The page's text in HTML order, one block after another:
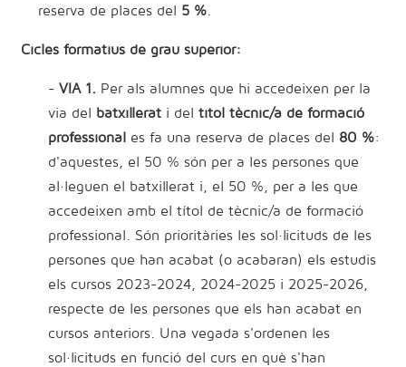
reserva de places del 5 %.
Cicles formatius de grau superior:
-VIA 1. Per als alumnes que hi accedeixen per la
via del batxillerat i deltítol tècnic/a de formació
professional es fa una reserva de places del 80 %:
d'aquestes, el 50 % són per a les persones que
al·leguen el batxillerat i, el 50 %, per a les que
accedeixen amb el títol de tècnic/a de formació
professional. Són prioritàries les sol·licituds de les
persones que han acabat (o acabaran) els estudis
els cursos 2023-2024, 2024-2025 i 2025-2026,
respecte de les persones que els han acabat en
cursos anteriors. Una vegada s'ordenen les
sol·licituds en funció del curs en què s'han